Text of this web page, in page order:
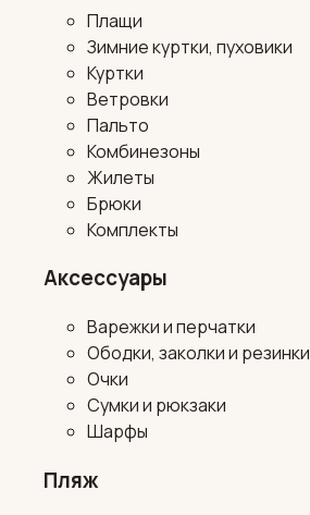
Плащи
Зимние куртки, пуховики
Куртки
Ветровки
Пальто
Комбинезоны
Жилеты
Брюки
Комплекты
Аксессуары
Варежки и перчатки
Ободки, заколки и резинки
Очки
Сумки и рюкзаки
Шарфы
Пляж